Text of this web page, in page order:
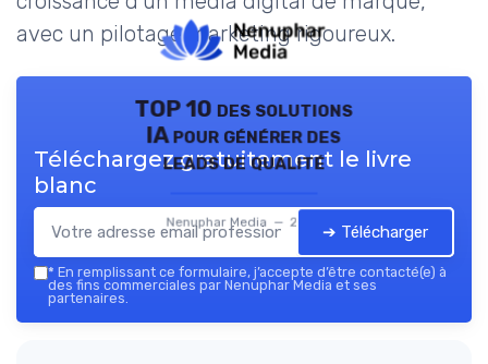
avec un pilotage marketing rigoureux.
TOP 10 des solutions
IA pour générer des
leads de qualité
Nenuphar Media — 2026
Téléchargez gratuitement le livre
blanc
➔ Télécharger
* En remplissant ce formulaire, j’accepte d’être contacté(e) à
des fins commerciales par Nenuphar Media et ses
partenaires.